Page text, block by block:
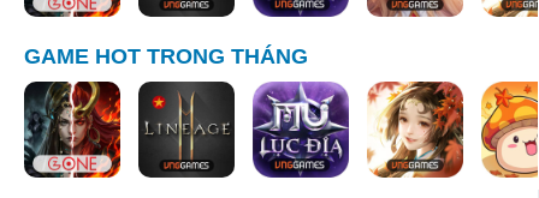
GAME HOT TRONG THÁNG